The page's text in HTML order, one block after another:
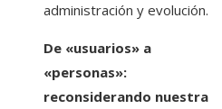
administración y evolución.
De «usuarios» a
«personas»:
reconsiderando nuestra